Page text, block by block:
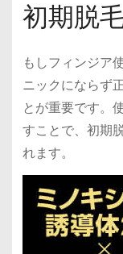
初期脱
もしフィンジア
ニックにならず
とが重要です。
すことで、初期
れます。